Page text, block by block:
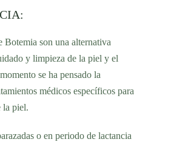
Botemia son una alternativa
y limpieza de la piel y el
se ha pensado la
médicos específicos para
la piel.
o en periodo de lactancia